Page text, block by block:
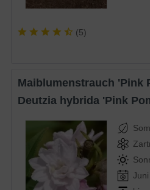
(5)
Maiblumenstrauch 'Pink
Deutzia hybrida 'Pink
Juni